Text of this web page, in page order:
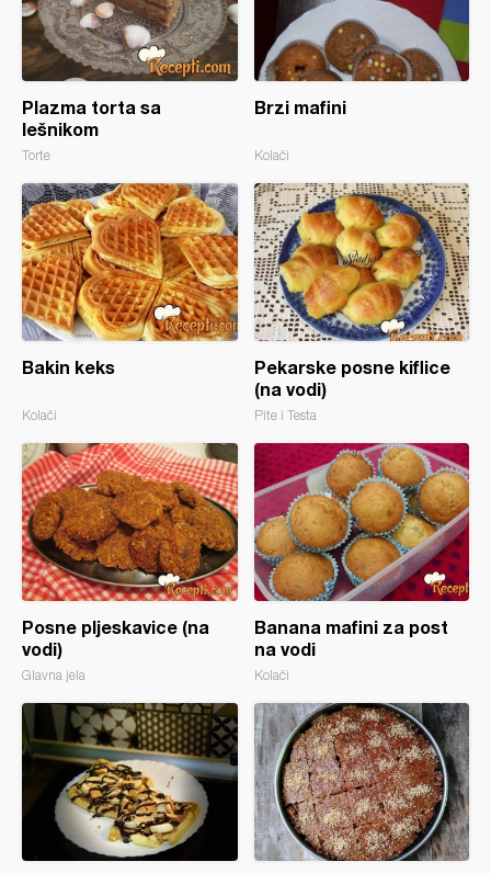
Plazma torta sa
lešnikom
Torte
Brzi mafini
Kolači
Bakin keks
Kolači
Pekarske posne kiflice
(na vodi)
Pite i Testa
Posne pljeskavice (na
vodi)
Glavna jela
Banana mafini za post
na vodi
Kolači